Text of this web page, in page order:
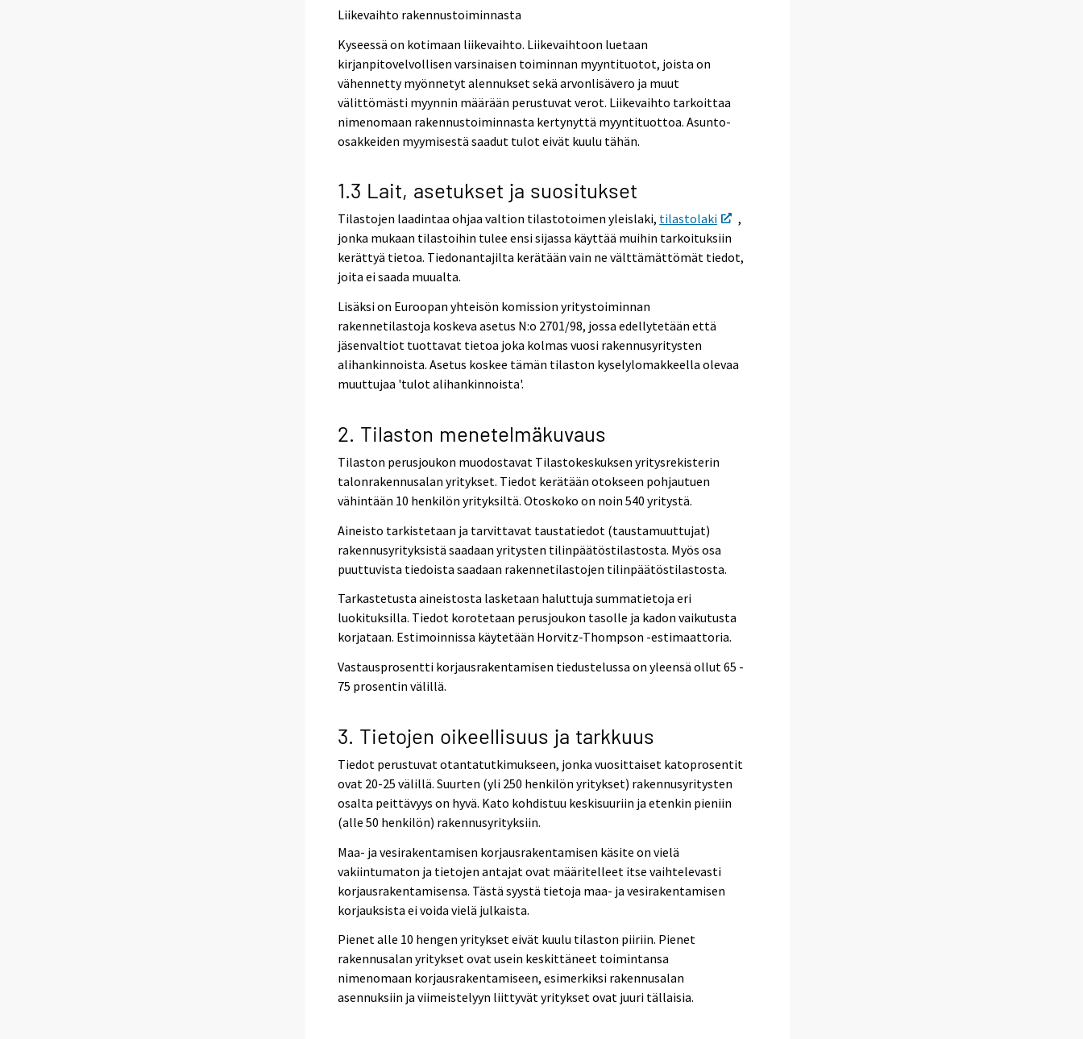
Liikevaihto rakennustoiminnasta
Kyseessä on kotimaan liikevaihto. Liikevaihtoon luetaan
kirjanpitovelvollisen varsinaisen toiminnan myyntituotot, joista on
vähennetty myönnetyt alennukset sekä arvonlisävero ja muut
välittömästi myynnin määrään perustuvat verot. Liikevaihto tarkoittaa
nimenomaan rakennustoiminnasta kertynyttä myyntituottoa. Asunto-
osakkeiden myymisestä saadut tulot eivät kuulu tähän.
1.3 Lait, asetukset ja suositukset
Tilastojen laadintaa ohjaa valtion tilastotoimen yleislaki, tilastolaki
,
jonka mukaan tilastoihin tulee ensi sijassa käyttää muihin tarkoituksiin
kerättyä tietoa. Tiedonantajilta kerätään vain ne välttämättömät tiedot,
joita ei saada muualta.
Lisäksi on Euroopan yhteisön komission yritystoiminnan
rakennetilastoja koskeva asetus N:o 2701/98, jossa edellytetään että
jäsenvaltiot tuottavat tietoa joka kolmas vuosi rakennusyritysten
alihankinnoista. Asetus koskee tämän tilaston kyselylomakkeella olevaa
muuttujaa 'tulot alihankinnoista'.
2. Tilaston menetelmäkuvaus
Tilaston perusjoukon muodostavat Tilastokeskuksen yritysrekisterin
talonrakennusalan yritykset. Tiedot kerätään otokseen pohjautuen
vähintään 10 henkilön yrityksiltä. Otoskoko on noin 540 yritystä.
Aineisto tarkistetaan ja tarvittavat taustatiedot (taustamuuttujat)
rakennusyrityksistä saadaan yritysten tilinpäätöstilastosta. Myös osa
puuttuvista tiedoista saadaan rakennetilastojen tilinpäätöstilastosta.
Tarkastetusta aineistosta lasketaan haluttuja summatietoja eri
luokituksilla. Tiedot korotetaan perusjoukon tasolle ja kadon vaikutusta
korjataan. Estimoinnissa käytetään Horvitz-Thompson -estimaattoria.
Vastausprosentti korjausrakentamisen tiedustelussa on yleensä ollut 65 -
75 prosentin välillä.
3. Tietojen oikeellisuus ja tarkkuus
Tiedot perustuvat otantatutkimukseen, jonka vuosittaiset katoprosentit
ovat 20-25 välillä. Suurten (yli 250 henkilön yritykset) rakennusyritysten
osalta peittävyys on hyvä. Kato kohdistuu keskisuuriin ja etenkin pieniin
(alle 50 henkilön) rakennusyrityksiin.
Maa- ja vesirakentamisen korjausrakentamisen käsite on vielä
vakiintumaton ja tietojen antajat ovat määritelleet itse vaihtelevasti
korjausrakentamisensa. Tästä syystä tietoja maa- ja vesirakentamisen
korjauksista ei voida vielä julkaista.
Pienet alle 10 hengen yritykset eivät kuulu tilaston piiriin. Pienet
rakennusalan yritykset ovat usein keskittäneet toimintansa
nimenomaan korjausrakentamiseen, esimerkiksi rakennusalan
asennuksiin ja viimeistelyyn liittyvät yritykset ovat juuri tällaisia.